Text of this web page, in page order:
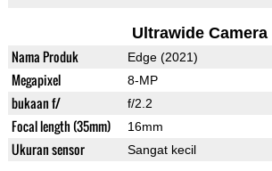
Ultrawide Camera
Nama Produk Edge (2021)
Megapixel 8-MP
bukaan f/ f/2.2
Focal length (35mm) 16mm
Ukuran sensor Sangat kecil